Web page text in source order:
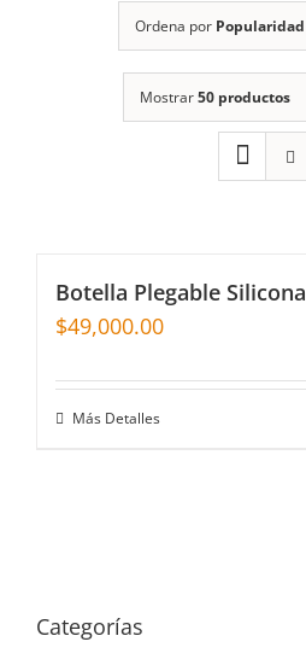
Ordena por Popularidad
Mostrar50 productos
Botella Plegable Silicona
$49,000.00
Más Detalles
Categorías